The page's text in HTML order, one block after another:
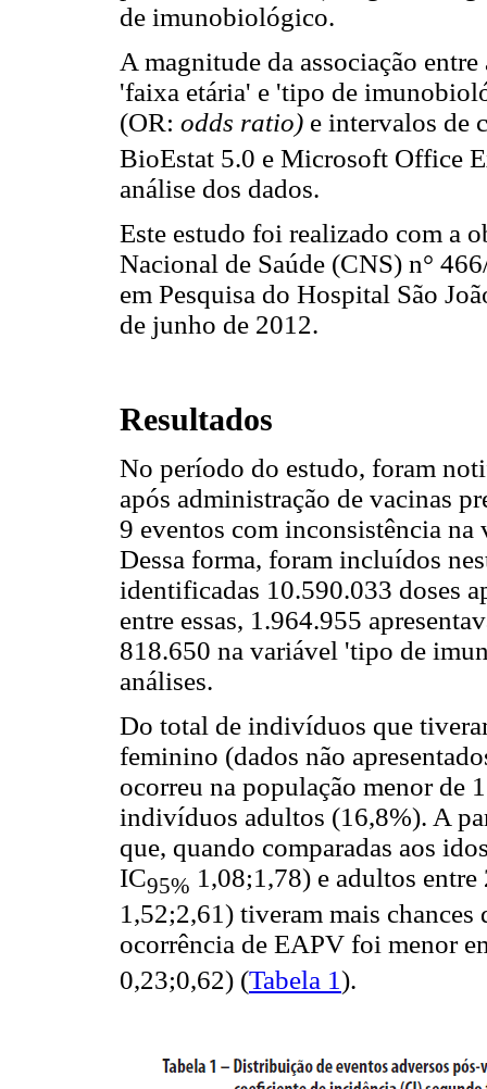
de imunobiológico.
A magnitude da associação
'faixa etária' e 'tipo de
(OR: odds ratio) e intervalos de
BioEstat 5.0 e Microsoft Office
análise dos dados.
Este estudo foi realizado com a
Nacional de Saúde (CNS) n°
em Pesquisa do Hospital São
de junho de 2012.
Resultados
No período do estudo, foram
após administração de vacinas
9 eventos com inconsistência
Dessa forma, foram incluídos
identificadas 10.590.033 doses
entre essas, 1.964.955
818.650 na variável 'tipo de
análises.
Do total de indivíduos que
feminino (dados não
ocorreu na população menor de
indivíduos adultos (16,8%). A
que, quando comparadas aos
IC95% 1,08;1,78) e adultos
1,52;2,61) tiveram mais chances
ocorrência de EAPV foi menor
0,23;0,62) (Tabela 1).